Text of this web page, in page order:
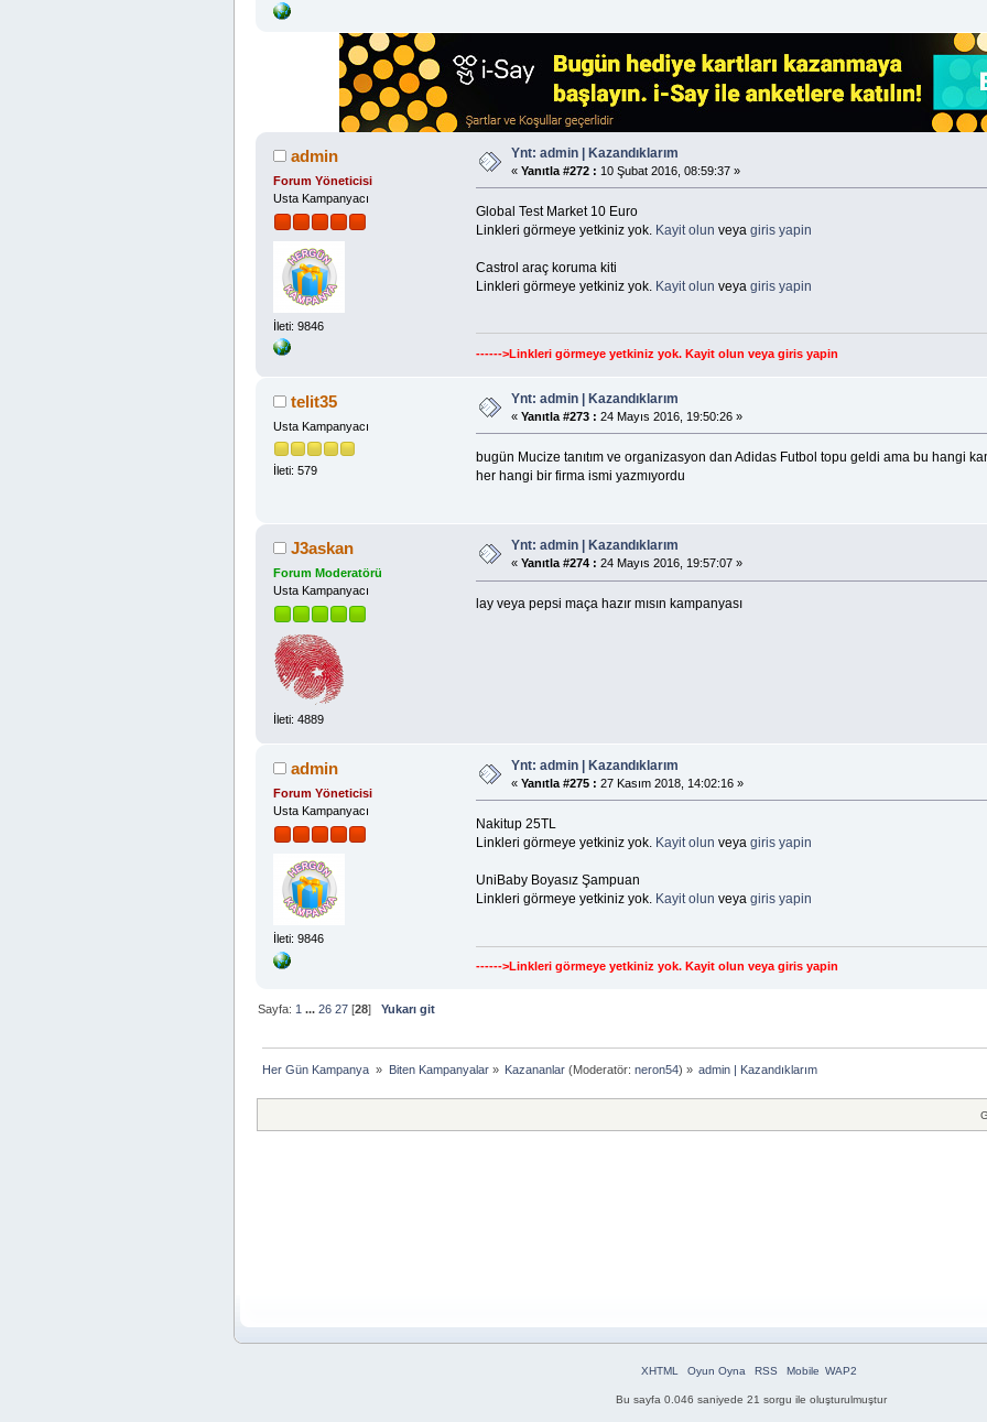
admin
Forum Yöneticisi
Usta Kampanyacı
İleti: 9846
Ynt: admin | Kazandıklarım
« Yanıtla #272 : 10 Şubat 2016, 08:59:37 »
Global Test Market 10 Euro
Linkleri görmeye yetkiniz yok. Kayit olun veya giris yapin
Castrol araç koruma kiti
Linkleri görmeye yetkiniz yok. Kayit olun veya giris yapin
------>Linkleri görmeye yetkiniz yok. Kayit olun veya giris yapin
telit35
Usta Kampanyacı
İleti: 579
Ynt: admin | Kazandıklarım
« Yanıtla #273 : 24 Mayıs 2016, 19:50:26 »
bugün Mucize tanıtım ve organizasyon dan Adidas Futbol topu geldi ama bu hangi
her hangi bir firma ismi yazmıyordu
J3askan
Forum Moderatörü
Usta Kampanyacı
İleti: 4889
Ynt: admin | Kazandıklarım
« Yanıtla #274 : 24 Mayıs 2016, 19:57:07 »
lay veya pepsi maça hazır mısın kampanyası
admin
Forum Yöneticisi
Usta Kampanyacı
İleti: 9846
Ynt: admin | Kazandıklarım
« Yanıtla #275 : 27 Kasım 2018, 14:02:16 »
Nakitup 25TL
Linkleri görmeye yetkiniz yok. Kayit olun veya giris yapin
UniBaby Boyasız Şampuan
Linkleri görmeye yetkiniz yok. Kayit olun veya giris yapin
------>Linkleri görmeye yetkiniz yok. Kayit olun veya giris yapin
Sayfa: 1 ...26 27 [28]Yukarı git
Her Gün Kampanya » Biten Kampanyalar» Kazananlar(Moderatör: neron54) » admin | Kazandıklarım
XHTML Oyun Oyna RSS Mobile WAP2
Bu sayfa 0.046 saniyede 21 sorgu ile oluşturulmuştur